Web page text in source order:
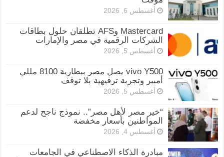
أغسطس 6, 2026
Mastercard وAFS تطلقان حلول بطاقات
الشركات الرقمية في مصر والإمارات
أغسطس 5, 2026
vivo Y500 يصل مصر ببطارية 8100 مللي
أمبير وتجربة ترفيهية بلا توقف
أغسطس 5, 2026
“خير مصر لأهل مصر”.. نموذج ناجح لدعم
المواطنين بأسعار مخفضة
أغسطس 4, 2026
مبادرة الذكاء الاصطناعي في الجامعات